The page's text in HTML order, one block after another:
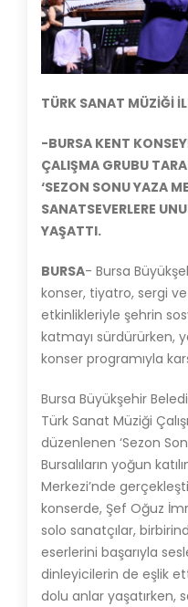
TÜRK SANAT MÜZİĞİ
-BURSA KENT
ÇALIŞMA GRUBU
‘SEZON SONU YAZA
SANATSEVERLERE
YAŞATTI.
BURSA- Bursa
konser, tiyatro, sergi
etkinlikleriyle şehrin
katmayı sürdürürken,
konser programıyla
Bursa Büyükşehir
Türk Sanat Müziği
düzenlenen ‘Sezon
Bursalıların yoğun
Merkezi’nde
konserde, Şef Oğuz
solo sanatçılar,
eserlerini başarıyla
dinleyicilerin de eşlik
dolu anlar yaşatırken,